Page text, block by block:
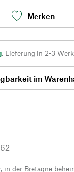
Merken
, Lieferung in 2-3
im
in der Bretagne